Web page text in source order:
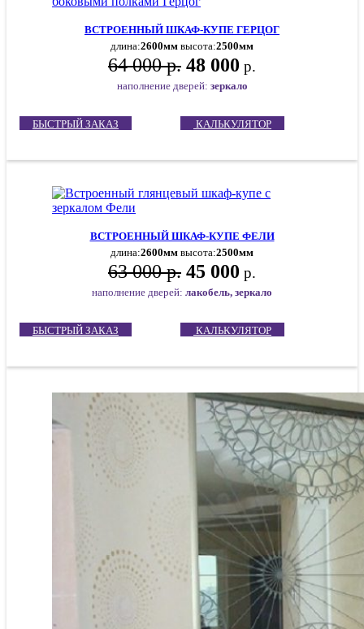
ВСТРОЕННЫЙ ШКАФ-КУПЕ ГЕРЦОГ
длина:2600мм высота:2500мм
64 000 р. 48 000 р.
наполнение дверей: зеркало
БЫСТРЫЙ ЗАКАЗ КАЛЬКУЛЯТОР
ВСТРОЕННЫЙ ШКАФ-КУПЕ ФЕЛИ
длина:2600мм высота:2500мм
63 000 р. 45 000 р.
наполнение дверей: лакобель, зеркало
БЫСТРЫЙ ЗАКАЗ КАЛЬКУЛЯТОР